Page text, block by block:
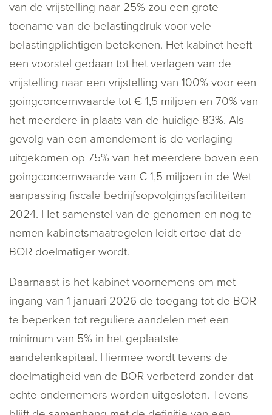
van de vrijstelling naar 25% zou een grote
toename van de belastingdruk voor vele
belastingplichtigen betekenen. Het kabinet heeft
een voorstel gedaan tot het verlagen van de
vrijstelling naar een vrijstelling van 100% voor een
goingconcernwaarde tot € 1,5 miljoen en 70% van
het meerdere in plaats van de huidige 83%. Als
gevolg van een amendement is de verlaging
uitgekomen op 75% van het meerdere boven een
goingconcernwaarde van € 1,5 miljoen in de Wet
aanpassing fiscale bedrijfsopvolgingsfaciliteiten
2024. Het samenstel van de genomen en nog te
nemen kabinetsmaatregelen leidt ertoe dat de
BOR doelmatiger wordt.
Daarnaast is het kabinet voornemens om met
ingang van 1 januari 2026 de toegang tot de BOR
te beperken tot reguliere aandelen met een
minimum van 5% in het geplaatste
aandelenkapitaal. Hiermee wordt tevens de
doelmatigheid van de BOR verbeterd zonder dat
echte ondernemers worden uitgesloten. Tevens